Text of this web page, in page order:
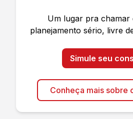
Um lugar pra chamar
planejamento sério, livre
Simule seu
Conheça mais sobre